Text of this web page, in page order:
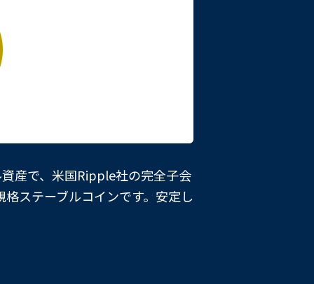
産で、米国Ripple社の完全子会
ステーブルコインです。安定し